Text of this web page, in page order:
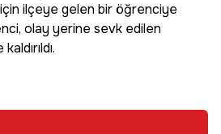
ilçeye gelen bir öğrenciye
olay yerine sevk edilen